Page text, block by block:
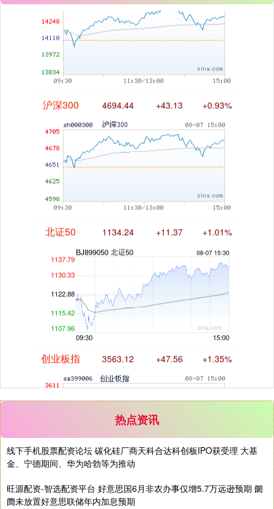
沪深300 +0.93%
北证50 +1.01%
基金指数 7242.10 +12.30 +0.17%
热点资讯
线下手机股票配资论坛 碳化硅厂商天科合达科创板IPO获受理 大基
金、宁德期间、华为哈勃等为推动
旺源配资-智选配资平台 好意思国6月非农办事仅增5.7万远逊预期 阛
阓未放置好意思联储年内加息预期